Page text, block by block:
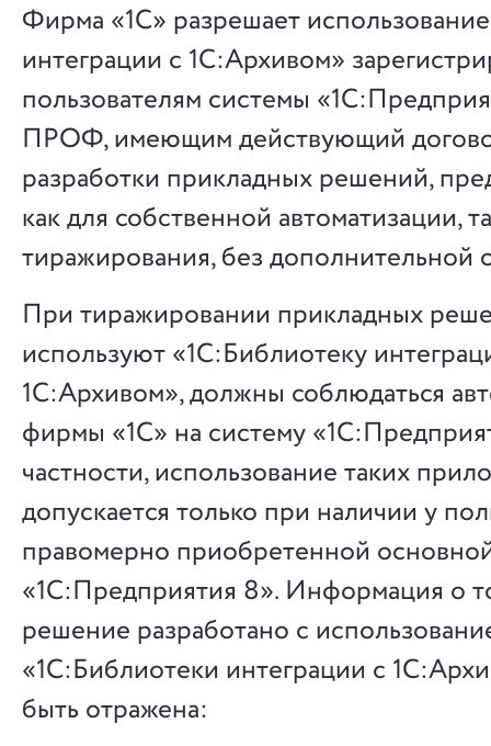
Фирма «1С» разрешает
интеграции с 1С:Архивом»
пользователям системы
ПРОФ, имеющим действующий
разработки прикладных решений,
как для собственной автоматизации,
тиражирования, без дополнительной
При тиражировании прикладных
используют «1С:Библиотеку
1С:Архивом», должны соблюдаться
фирмы «1С» на систему
частности, использование таких
допускается только при наличии у
правомерно приобретенной
«1С:Предприятия 8». Информация о
решение разработано с
«1С:Библиотеки интеграции с
быть отражена: